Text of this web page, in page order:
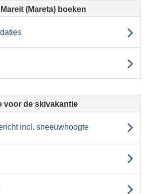
(Mareta) boeken
voor de skivakantie
incl. sneeuwhoogte